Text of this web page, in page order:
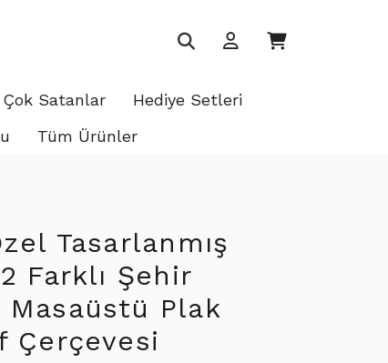
Çok Satanlar
Hediye Setleri
Tüm Ürünler
Tasarlanmış
Farklı Şehir
Masaüstü Plak
Çerçevesi